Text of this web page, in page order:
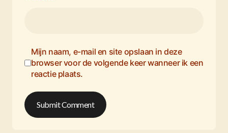
Mijn naam, e-mail en site opslaan in deze
browser voor de volgende keer wanneer ik een
reactie plaats.
Submit Comment